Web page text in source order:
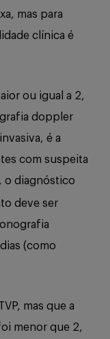
mas para
clínica é
ou igual a 2,
doppler
é a
com suspeita
o diagnóstico
deve ser
(como
mas que a
menor que 2,